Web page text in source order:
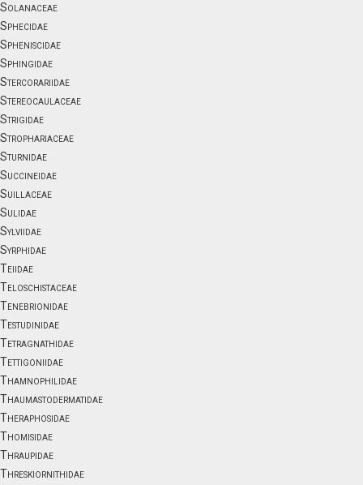
Solanaceae
Sphecidae
Spheniscidae
Sphingidae
Stercorariidae
Stereocaulaceae
Strigidae
Strophariaceae
Sturnidae
Succineidae
Suillaceae
Sulidae
Sylviidae
Syrphidae
Teiidae
Teloschistaceae
Tenebrionidae
Testudinidae
Tetragnathidae
Tettigoniidae
Thamnophilidae
Thaumastodermatidae
Theraphosidae
Thomisidae
Thraupidae
Threskiornithidae